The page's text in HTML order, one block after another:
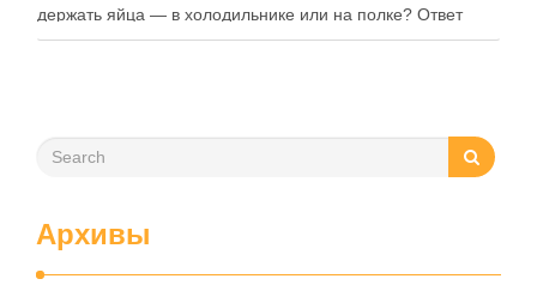
держать яйца — в холодильнике или на полке? Ответ
зависит от нескольких факторов, включая температуру
Архивы